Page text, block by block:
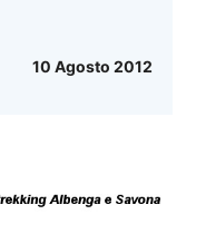
10 Agosto 2012